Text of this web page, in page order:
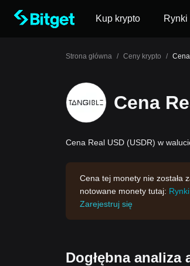
Kup krypto Rynki
Strona główna / Ceny krypto /
Cena
Cena Real USD (USDR) w
Cena tej monety nie została
notowane monety tutaj:
Zarejestruj się
Dogłębna